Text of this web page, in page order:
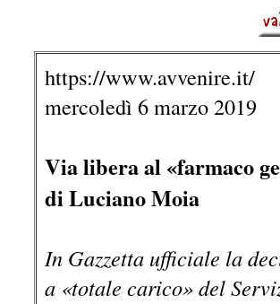
https://www.avvenire.it/
mercoledì 6 marzo 2019
Via libera al «farmaco
di Luciano Moia
In Gazzetta ufficiale la
a «totale carico» del